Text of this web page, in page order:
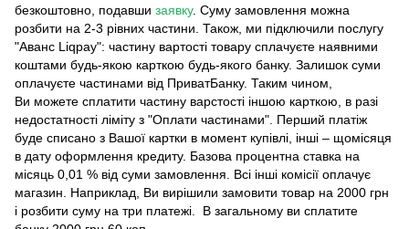
безкоштовно, подавши заявку. Суму замовлення можна
розбити на 2-3 рівних частини. Також, ми підключили послугу
"Аванс Liqpay": частину вартості товару сплачуєте наявними
коштами будь-якою карткою будь-якого банку. Залишок суми
оплачуєте частинами від ПриватБанку. Таким чином,
Ви можете сплатити частину варстості іншою карткою, в разі
недостатності ліміту з "Оплати частинами". Перший платіж
буде списано з Вашої картки в момент купівлі, інші – щомісяця
в дату оформлення кредиту. Базова процентна ставка на
місяць 0,01 % від суми замовлення. Всі інші комісії оплачує
магазин. Наприклад, Ви вирішили замовити товар на 2000 грн
і розбити суму на три платежі. В загальному ви сплатите